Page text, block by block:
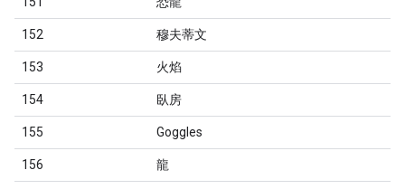
152 穆夫蒂文
153 火焰
154 臥房
155 Goggles
156 龍